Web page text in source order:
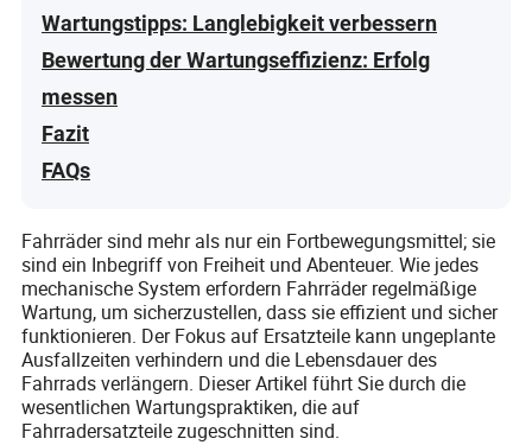
Wartungstipps: Langlebigkeit verbessern
Bewertung der Wartungseffizienz: Erfolg
messen
Fazit
FAQs
Fahrräder sind mehr als nur ein Fortbewegungsmittel; sie
sind ein Inbegriff von Freiheit und Abenteuer. Wie jedes
mechanische System erfordern Fahrräder regelmäßige
Wartung, um sicherzustellen, dass sie effizient und sicher
funktionieren. Der Fokus auf Ersatzteile kann ungeplante
Ausfallzeiten verhindern und die Lebensdauer des
Fahrrads verlängern. Dieser Artikel führt Sie durch die
wesentlichen Wartungspraktiken, die auf
Fahrradersatzteile zugeschnitten sind.